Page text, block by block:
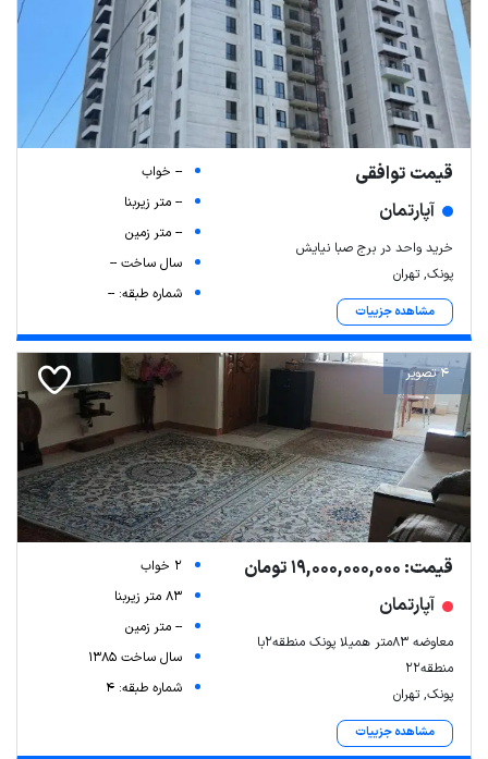
قیمت توافقی
آپارتمان
خرید واحد در برج صبا نیایش
پونک, تهران
مشاهده جزییات
-- خواب
-- متر زیربنا
-- متر زمین
سال ساخت --
شماره طبقه: --
4 تصویر
قیمت: 19,000,000,000 تومان
آپارتمان
معاوضه 83متر همیلا پونک منطقه2با
منطقه22
پونک, تهران
مشاهده جزییات
2 خواب
83 متر زیربنا
-- متر زمین
سال ساخت 1385
شماره طبقه: 4